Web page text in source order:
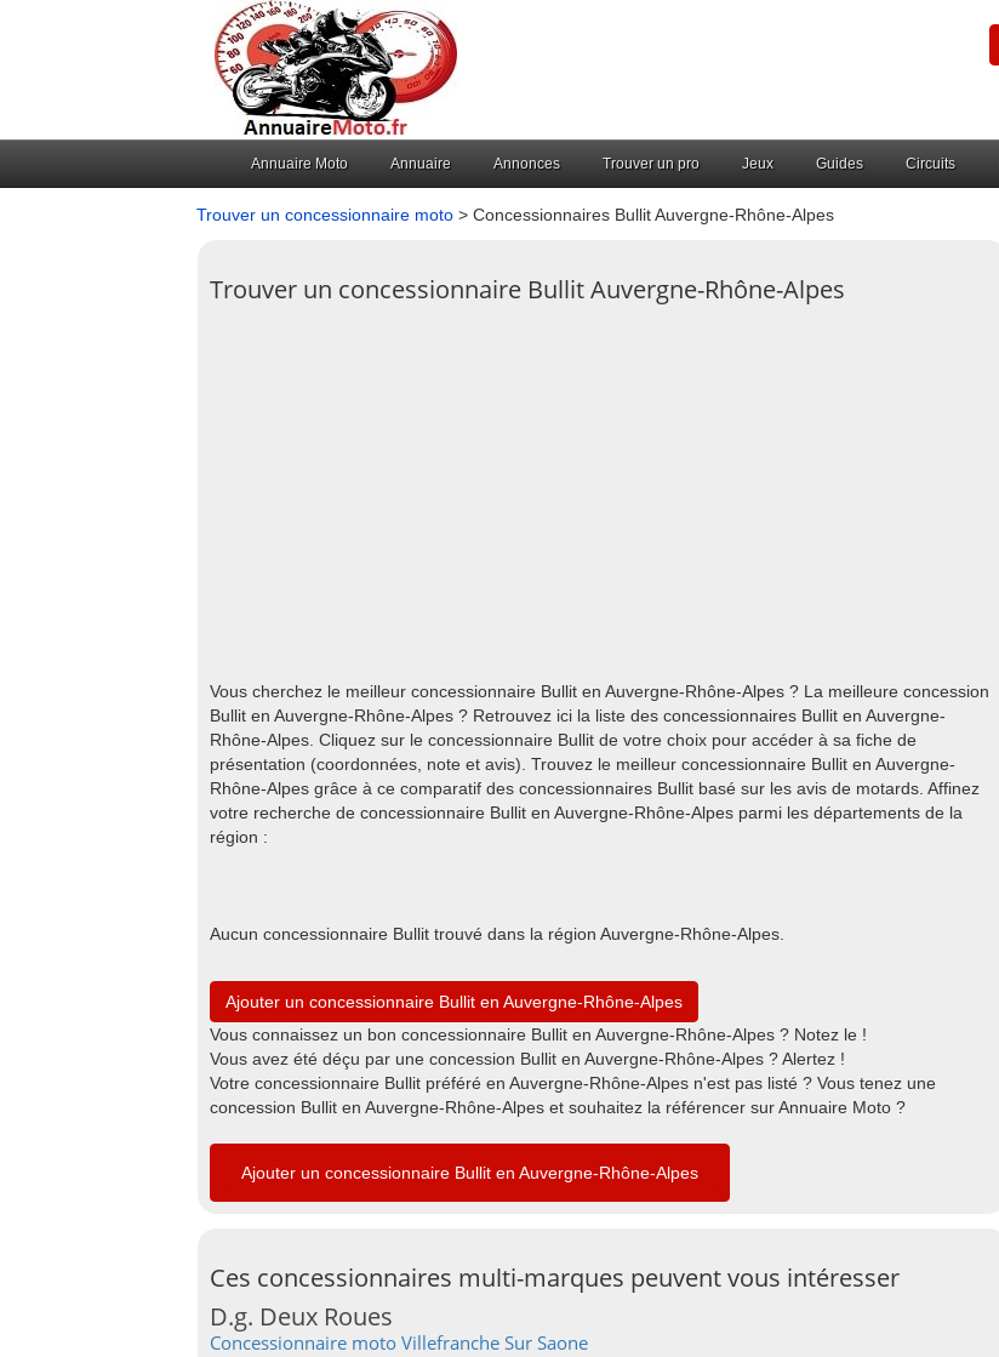
Annuaire Moto Annuaire Annonces Trouver un pro Jeux Guides Circuits
Trouver un concessionnaire moto > Concessionnaires Bullit Auvergne-Rhône-Alpes
Trouver un concessionnaire Bullit Auvergne-Rhône-Alpes
Vous cherchez le meilleur concessionnaire Bullit en Auvergne-Rhône-Alpes ? La meilleure concession
Bullit en Auvergne-Rhône-Alpes ? Retrouvez ici la liste des concessionnaires Bullit en Auvergne-
Rhône-Alpes. Cliquez sur le concessionnaire Bullit de votre choix pour accéder à sa fiche de
présentation (coordonnées, note et avis). Trouvez le meilleur concessionnaire Bullit en Auvergne-
Rhône-Alpes grâce à ce comparatif des concessionnaires Bullit basé sur les avis de motards. Affinez
votre recherche de concessionnaire Bullit en Auvergne-Rhône-Alpes parmi les départements de la
région :
Aucun concessionnaire Bullit trouvé dans la région Auvergne-Rhône-Alpes.
Ajouter un concessionnaire Bullit en Auvergne-Rhône-Alpes
Vous connaissez un bon concessionnaire Bullit en Auvergne-Rhône-Alpes ? Notez le !
Vous avez été déçu par une concession Bullit en Auvergne-Rhône-Alpes ? Alertez !
Votre concessionnaire Bullit préféré en Auvergne-Rhône-Alpes n'est pas listé ? Vous tenez une
concession Bullit en Auvergne-Rhône-Alpes et souhaitez la référencer sur Annuaire Moto ?
Ajouter un concessionnaire Bullit en Auvergne-Rhône-Alpes
Ces concessionnaires multi-marques peuvent vous intéresser
D.g. Deux Roues
Concessionnaire moto Villefranche Sur Saone